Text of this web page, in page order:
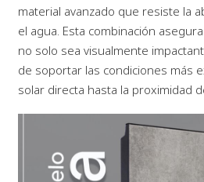
material avanzado que resiste la
el agua. Esta combinación
no solo sea visualmente
de soportar las condiciones más
solar directa hasta la proximidad